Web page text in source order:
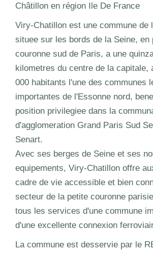
Châtillon en région Ile De France
Viry-Chatillon est une commune de
situee sur les bords de la Seine, en
couronne sud de Paris, a une
kilometres du centre de la capitale,
000 habitants l'une des communes
importantes de l'Essonne nord,
position privilegiee dans la
d'agglomeration Grand Paris Sud
Senart.
Avec ses berges de Seine et ses
equipements, Viry-Chatillon offre
cadre de vie accessible et bien
secteur de la petite couronne
tous les services d'une commune
d'une excellente connexion
La commune est desservie par le